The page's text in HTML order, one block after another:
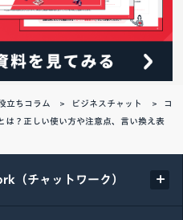
立ちコラム ビジネスチャット
コ
は？正しい使い方や注意点、言い換え表
（チャットワーク）